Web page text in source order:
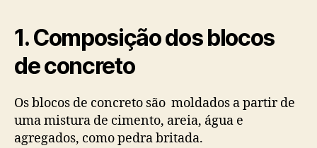
1.Composição dos blocos
de concreto
Os blocos de concreto são moldados a partir de
uma mistura de cimento, areia, água e
agregados, como pedra britada.